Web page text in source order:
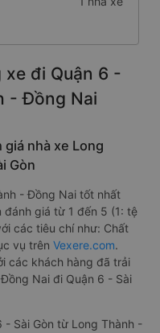
đi Quận 6 -
- Đồng Nai
giá nhà xe Long
Gòn
- Đồng Nai tốt nhất
giá từ 1 đến 5 (1: tệ
các tiêu chí như: Chất
vụ trên Vexere.com.
các khách hàng đã trải
Nai đi Quận 6 - Sài
Sài Gòn từ Long Thành -